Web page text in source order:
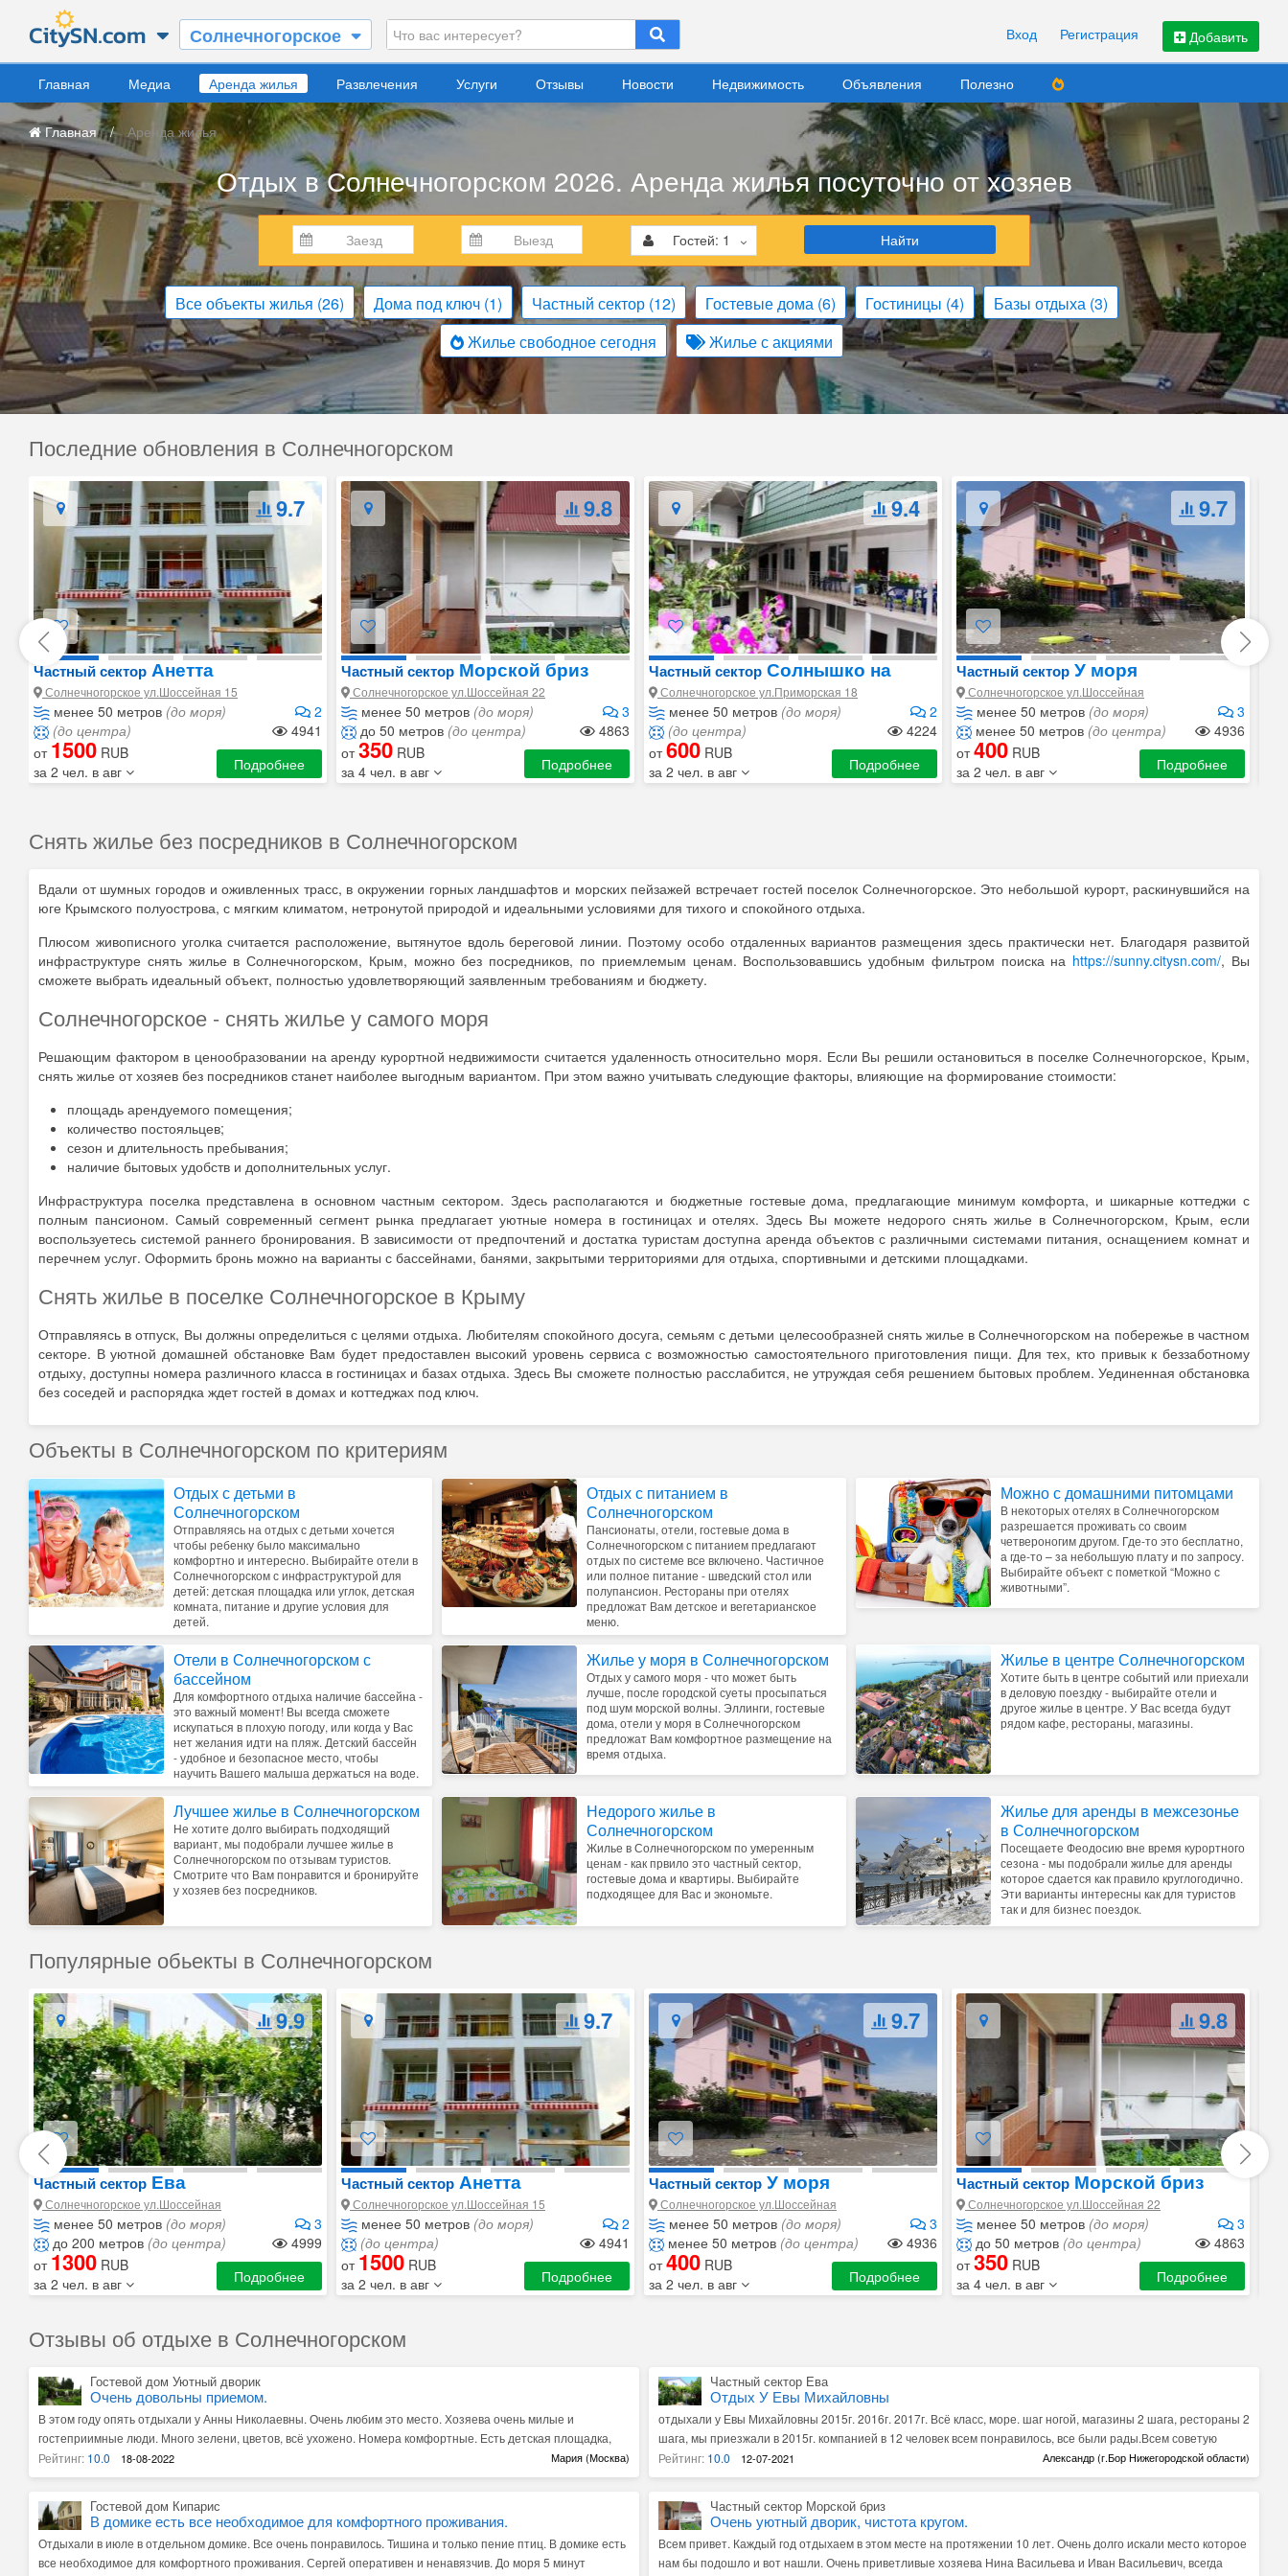
Солнечногорское Добавить
Вход Регистрация
Главная Медиа Аренда жилья Развлечения Услуги Отзывы Новости Недвижимость Объявления Полезно
Главная / Аренда жилья
Отдых в Солнечногорском 2026. Аренда жилья посуточно от хозяев
Гостей: 1 Найти
Все объекты жилья (26) Дома под ключ (1) Частный сектор (12) Гостевые дома (6) Гостиницы (4) Базы отдыха (3)
Жилье свободное сегодня
Жилье с акциями
Последние обновления в Солнечногорском
9.7
Частный сектор Анетта
Солнечногорское ул.Шоссейная 15
менее 50 метров (до моря)
2
(до центра)
4941
от 1500 RUB
за 2 чел. в авг
Подробнее
9.8
Частный сектор Морской бриз
Солнечногорское ул.Шоссейная 22
менее 50 метров (до моря)
3
до 50 метров (до центра)
4863
от350 RUB
за 4 чел. в авг
Подробнее
9.4
Частный сектор Солнышко на
Солнышке
Солнечногорское ул.Приморская 18
менее 50 метров (до моря)
2
(до центра)
4224
от600 RUB
за 2 чел. в авг
Подробнее
9.7
Частный сектор У моря
Солнечногорское ул.Шоссейная
менее 50 метров (до моря)
3
менее 50 метров (до центра)
4936
от400 RUB
за 2 чел. в авг
Подробнее
Снять жилье без посредников в Солнечногорском
Вдали от шумных городов и оживленных трасс, в окружении горных ландшафтов и морских пейзажей встречает гостей поселок Солнечногорское. Это небольшой курорт, раскинувшийся на
юге Крымского полуострова, с мягким климатом, нетронутой природой и идеальными условиями для тихого и спокойного отдыха.
Плюсом живописного уголка считается расположение, вытянутое вдоль береговой линии. Поэтому особо отдаленных вариантов размещения здесь практически нет. Благодаря развитой
инфраструктуре снять жилье в Солнечногорском, Крым, можно без посредников, по приемлемым ценам. Воспользовавшись удобным фильтром поиска на https://sunny.citysn.com/, Вы
сможете выбрать идеальный объект, полностью удовлетворяющий заявленным требованиям и бюджету.
Солнечногорское - снять жилье у самого моря
Решающим фактором в ценообразовании на аренду курортной недвижимости считается удаленность относительно моря. Если Вы решили остановиться в поселке Солнечногорское, Крым,
снять жилье от хозяев без посредников станет наиболее выгодным вариантом. При этом важно учитывать следующие факторы, влияющие на формирование стоимости:
площадь арендуемого помещения;
количество постояльцев;
сезон и длительность пребывания;
наличие бытовых удобств и дополнительных услуг.
Инфраструктура поселка представлена в основном частным сектором. Здесь располагаются и бюджетные гостевые дома, предлагающие минимум комфорта, и шикарные коттеджи с
полным пансионом. Самый современный сегмент рынка предлагает уютные номера в гостиницах и отелях. Здесь Вы можете недорого снять жилье в Солнечногорском, Крым, если
воспользуетесь системой раннего бронирования. В зависимости от предпочтений и достатка туристам доступна аренда объектов с различными системами питания, оснащением комнат и
перечнем услуг. Оформить бронь можно на варианты с бассейнами, банями, закрытыми территориями для отдыха, спортивными и детскими площадками.
Снять жилье в поселке Солнечногорское в Крыму
Отправляясь в отпуск, Вы должны определиться с целями отдыха. Любителям спокойного досуга, семьям с детьми целесообразней снять жилье в Солнечногорском на побережье в частном
секторе. В уютной домашней обстановке Вам будет предоставлен высокий уровень сервиса с возможностью самостоятельного приготовления пищи. Для тех, кто привык к беззаботному
отдыху, доступны номера различного класса в гостиницах и базах отдыха. Здесь Вы сможете полностью расслабится, не утруждая себя решением бытовых проблем. Уединенная обстановка
без соседей и распорядка ждет гостей в домах и коттеджах под ключ.
Объекты в Солнечногорском по критериям
Отдых с детьми в
Солнечногорском
Отправляясь на отдых с детьми хочется
чтобы ребенку было максимально
комфортно и интересно. Выбирайте отели в
Солнечногорском с инфраструктурой для
детей: детская площадка или углок, детская
комната, питание и другие условия для
детей.
Отдых с питанием в
Солнечногорском
Пансионаты, отели, гостевые дома в
Солнечногорском с питанием предлагают
отдых по системе все включено. Частичное
или полное питание - шведский стол или
полупансион. Рестораны при отелях
предложат Вам детское и вегетарианское
меню.
Можно с домашними питомцами
В некоторых отелях в Солнечногорском
разрешается проживать со своим
четвероногим другом. Где-то это бесплатно,
а где-то – за небольшую плату и по запросу.
Выбирайте объект с пометкой “Можно с
животными”.
Отели в Солнечногорском с
бассейном
Для комфортного отдыха наличие бассейна -
это важный момент! Вы всегда сможете
искупаться в плохую погоду, или когда у Вас
нет желания идти на пляж. Детский бассейн
- удобное и безопасное место, чтобы
научить Вашего малыша держаться на воде.
Жилье у моря в Солнечногорском
Отдых у самого моря - что может быть
лучше, после городской суеты просыпаться
под шум морской волны. Эллинги, гостевые
дома, отели у моря в Солнечногорском
предложат Вам комфортное размещение на
время отдыха.
Жилье в центре Солнечногорском
Хотите быть в центре событий или приехали
в деловую поездку - выбирайте отели и
другое жилье в центре. У Вас всегда будут
рядом кафе, рестораны, магазины.
Лучшее жилье в Солнечногорском
Не хотите долго выбирать подходящий
вариант, мы подобрали лучшее жилье в
Солнечногорском по отзывам туристов.
Смотрите что Вам понравится и бронируйте
у хозяев без посредников.
Недорого жилье в
Солнечногорском
Жилье в Солнечногорском по умеренным
ценам - как првило это частный сектор,
гостевые дома и квартиры. Выбирайте
подходящее для Вас и экономьте.
Жилье для аренды в межсезонье
в Солнечногорском
Посещаете Феодосию вне время курортного
сезона - мы подобрали жилье для аренды
которое сдается как правило круглогодично.
Эти варианты интересны как для туристов
так и для бизнес поездок.
Популярные обьекты в Солнечногорском
9.9
Частный сектор Ева
Солнечногорское ул.Шоссейная
менее 50 метров (до моря)
3
до 200 метров (до центра)
4999
от 1300 RUB
за 2 чел. в авг
Подробнее
9.7
Частный сектор Анетта
Солнечногорское ул.Шоссейная 15
менее 50 метров (до моря)
2
(до центра)
4941
от 1500 RUB
за 2 чел. в авг
Подробнее
9.7
Частный сектор У моря
Солнечногорское ул.Шоссейная
менее 50 метров (до моря)
3
менее 50 метров (до центра)
4936
от400 RUB
за 2 чел. в авг
Подробнее
9.8
Частный сектор Морской бриз
Солнечногорское ул.Шоссейная 22
менее 50 метров (до моря)
3
до 50 метров (до центра)
4863
от350 RUB
за 4 чел. в авг
Подробнее
Отзывы об отдыхе в Солнечногорском
Гостевой дом Уютный дворик
Очень довольны приемом.
В этом году опять отдыхали у Анны Николаевны. Очень любим это место. Хозяева очень милые и
гостеприимные люди. Много зелени, цветов, всё ухожено. Номера комфортные. Есть детская площадка,
дети её очень полюбили. Огромное спасибо хозяевам за приём. Обязател но приедем ещё. Рекомендую
всём.
Рейтинг: 10.0 18-08-2022 Мария (Москва)
Частный сектор Ева
Отдых У Евы Михайловны
отдыхали у Евы Михайловны 2015г. 2016г. 2017г. Всё класс, море. шаг ногой, магазины 2 шага, рестораны 2
шага, мы приезжали в 2015г. компанией в 12 человек всем понравилось, все были рады.Всем советую
посетить этот райский уголок.
Рейтинг: 10.0 12-07-2021 Александр (г.Бор Нижегородской области)
Гостевой дом Кипарис
В домике есть все необходимое для комфортного проживания.
Отдыхали в июле в отдельном домике. Все очень понравилось. Тишина и только пение птиц. В домике есть
все необходимое для комфортного проживания. Сергей оперативен и ненавязчив. До моря 5 минут
Частный сектор Морской бриз
Очень уютный дворик, чистота кругом.
Всем привет. Каждый год отдыхаем в этом месте на протяжении 10 лет. Очень долго искали место которое
нам бы подошло и вот нашли. Очень приветливые хозяева Нина Васильева и Иван Васильевич, всегда